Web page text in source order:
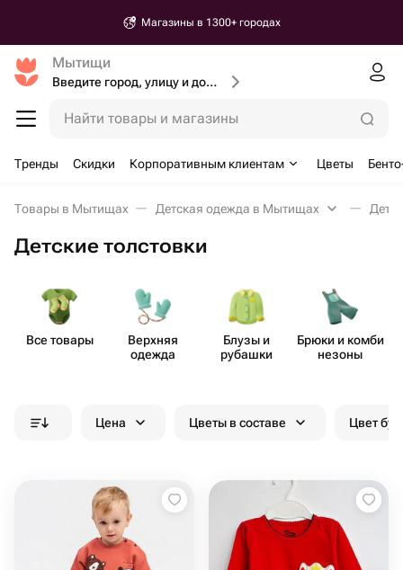
Магазины в 1300+ городах
Мытищи
Введите город, улицу и дом доставки
Найти товары и магазины
Тренды Скидки Корпоративным клиентам Цветы
Товары в Мытищах Детская одежда в Мытищах
Детские толстовки
Все товары
Верхняя
одежда
Блузы и
рубашки
Брюки и комби​
незоны
Цена Цветы в составе Цвет